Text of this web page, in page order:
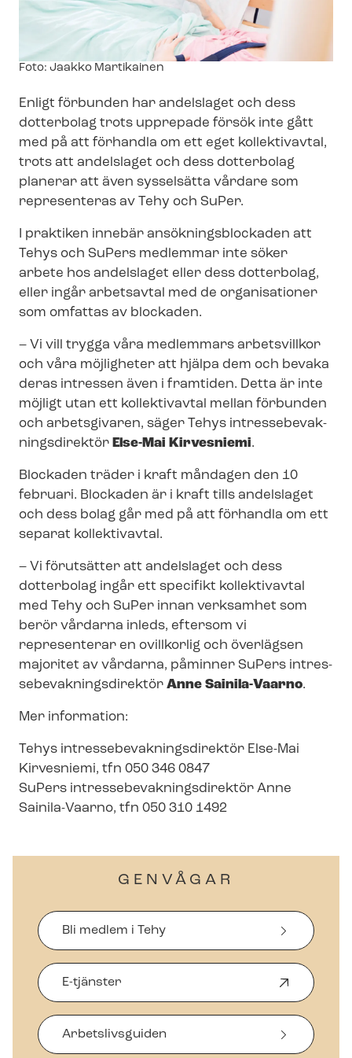
Image
Foto: Jaakko Martikainen
Enligt förbunden har andelslaget och dess
dotterbolag trots upprepade försök inte gått
med på att förhandla om ett eget kollektivavtal,
trots att andelslaget och dess dotterbolag
planerar att även sysselsätta vårdare som
representeras av Tehy och SuPer.
I praktiken innebär an­sök­nings­bloc­ka­den att
Tehys och SuPers medlemmar inte söker
arbete hos andelslaget eller dess dotterbolag,
eller ingår arbetsavtal med de organisationer
som omfattas av blockaden.
– Vi vill trygga våra medlemmars arbetsvillkor
och våra möjligheter att hjälpa dem och bevaka
deras intressen även i framtiden. Detta är inte
möjligt utan ett kollektivavtal mellan förbunden
och arbetsgivaren, säger Tehys in­tres­se­be­vak­
nings­di­rek­tör Else-Mai Kirvesniemi.
Blockaden träder i kraft måndagen den 10
februari. Blockaden är i kraft tills andelslaget
och dess bolag går med på att förhandla om ett
separat kollektivavtal.
– Vi förutsätter att andelslaget och dess
dotterbolag ingår ett specifikt kollektivavtal
med Tehy och SuPer innan verksamhet som
berör vårdarna inleds, eftersom vi
representerar en ovillkorlig och överlägsen
majoritet av vårdarna, påminner SuPers in­tres­
se­be­vak­nings­di­rek­tör Anne Sainila-Vaarno.
Mer information:
Tehys in­tres­se­be­vak­nings­di­rek­tör Else-Mai
Kirvesniemi, tfn 050 346 0847
SuPers in­tres­se­be­vak­nings­di­rek­tör Anne
Sainila-Vaarno, tfn 050 310 1492
GENVÅGAR
Bli medlem i Tehy
E-tjänster
p
n
a
Arbetslivsguiden